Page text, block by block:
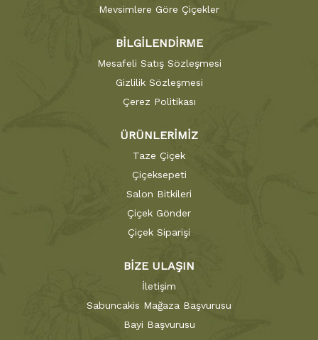
Mevsimlere Göre Çiçekler
BİLGİLENDİRME
Mesafeli Satış Sözleşmesi
Gizlilik Sözleşmesi
Çerez Politikası
ÜRÜNLERİMİZ
Taze Çiçek
Çiçeksepeti
Salon Bitkileri
Çiçek Gönder
Çiçek Siparişi
BİZE ULAŞIN
İletişim
Sabuncakis Mağaza Başvurusu
Bayi Başvurusu